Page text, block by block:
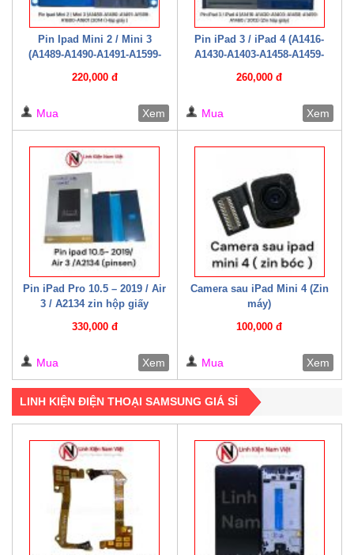
Pin Ipad Mini 2 / Mini 3
(A1489-A1490-A1491-A1599-
)
220,000 đ
Mua Xem
Pin iPad 3 / iPad 4 (A1416-
A1430-A1403-A1458-A1459-
260,000 đ
Mua Xem
Pin iPad Pro 10.5 – 2019 / Air
3 / A2134 zin hộp giấy
330,000 đ
Mua Xem
Camera sau iPad Mini 4 (Zin
máy)
100,000 đ
Mua Xem
LINH KIỆN ĐIỆN THOẠI SAMSUNG GIÁ SỈ